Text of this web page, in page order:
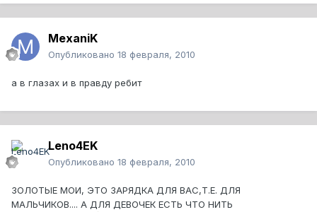
MexaniK
Опубликовано 18 февраля, 2010
а в глазах и в правду ребит
Leno4EK
Опубликовано 18 февраля, 2010
ЗОЛОТЫЕ МОИ, ЭТО ЗАРЯДКА ДЛЯ ВАС,Т.Е. ДЛЯ
МАЛЬЧИКОВ.... А ДЛЯ ДЕВОЧЕК ЕСТЬ ЧТО НИТЬ